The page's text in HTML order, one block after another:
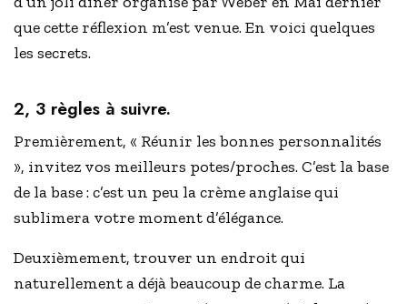
que cette réflexion m’est venue. En voici quelques
les secrets.
2, 3 règles à suivre.
Premièrement, « Réunir les bonnes personnalités
», invitez vos meilleurs potes/proches. C’est la base
de la base : c’est un peu la crème anglaise qui
sublimera votre moment d’élégance.
Deuxièmement, trouver un endroit qui
naturellement a déjà beaucoup de charme. La